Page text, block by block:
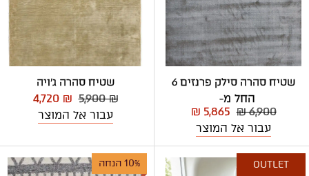
שטיח סהרה סילק פרנזים 6
החל מ-
₪ 6,900
₪ 5,865
עבור אל המוצר
שטיח סהרה ג'ויה
5,900 ₪
4,720 ₪
עבור אל המוצר
OUTLET 10% הנחה